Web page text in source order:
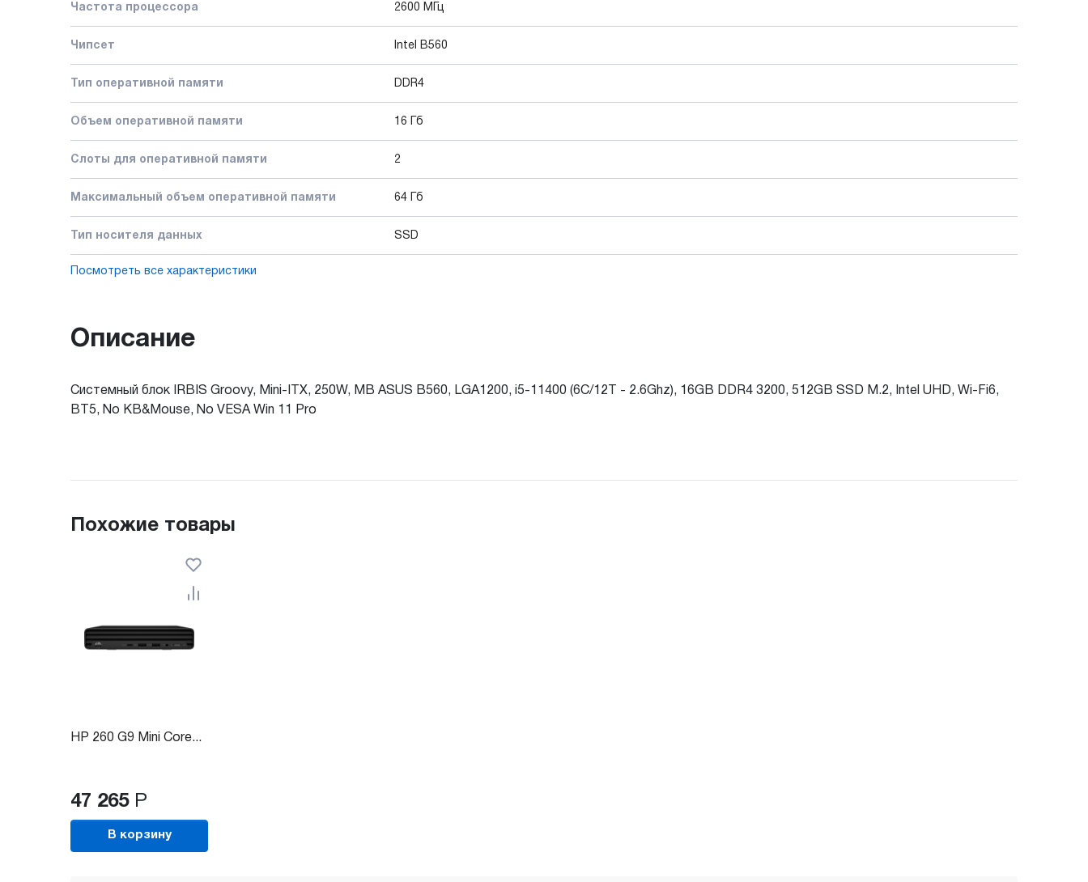
Частота процессора 2600 МГц
Чипсет Intel B560
Тип оперативной памяти DDR4
Объем оперативной памяти 16 Гб
Слоты для оперативной памяти 2
Максимальный объем оперативной памяти 64 Гб
Тип носителя данных SSD
Посмотреть все характеристики
Описание
Системный блок IRBIS Groovy, Mini-ITX, 250W, MB ASUS B560, LGA1200, i5-11400 (6C/12T - 2.6Ghz), 16GB DDR4 3200, 512GB SSD M.2, Intel UHD, Wi-Fi6,
BT5, No KB&Mouse, No VESA Win 11 Pro
Похожие товары
HP 260 G9 Mini Core...
47 265 Р
В корзину